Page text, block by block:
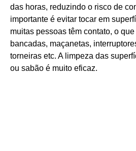
das horas, reduzindo o risco de
importante é evitar tocar em
muitas pessoas têm contato, o
bancadas, maçanetas,
torneiras etc. A limpeza das
ou sabão é muito eficaz.